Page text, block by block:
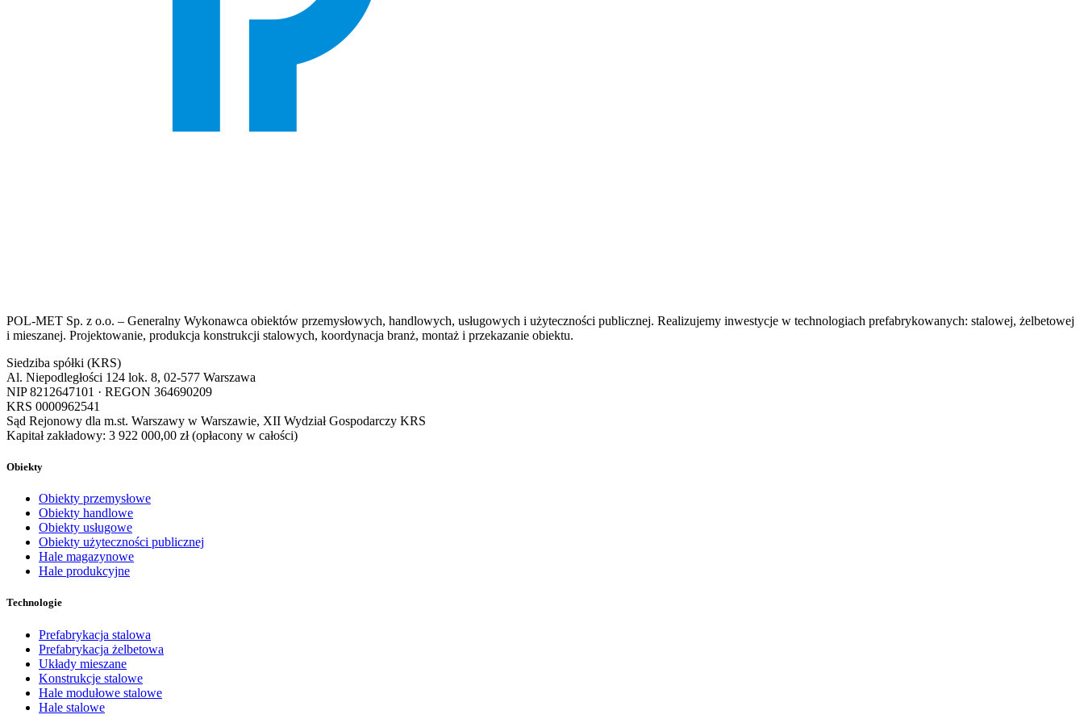
POL-MET Sp. z o.o. – Generalny Wykonawca obiektów przemysłowych, handlowych, usługowych i użyteczności publicznej. Realizujemy inwestycje w technologiach prefabrykowanych: stalowej, żelbetowej
i mieszanej. Projektowanie, produkcja konstrukcji stalowych, koordynacja branż, montaż i przekazanie obiektu.
Siedziba spółki (KRS)
Al. Niepodległości 124 lok. 8, 02-577 Warszawa
NIP8212647101 · REGON 364690209
KRS 0000962541
Sąd Rejonowy dla m.st. Warszawy w Warszawie, XII Wydział Gospodarczy KRS
Kapitał zakładowy: 3 922 000,00 zł(opłacony w całości)
Obiekty
Obiekty przemysłowe
Obiekty handlowe
Obiekty usługowe
Obiekty użyteczności publicznej
Hale magazynowe
Hale produkcyjne
Technologie
Prefabrykacja stalowa
Prefabrykacja żelbetowa
Układy mieszane
Konstrukcje stalowe
Hale modułowe stalowe
Hale stalowe